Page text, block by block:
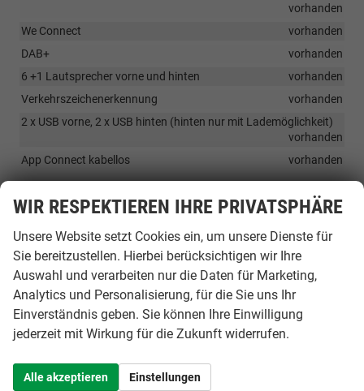
vorhanden
We Connect
vorhanden
DAB+
vorhanden
6 +1 Lautsprecher vorne und hinten
vorhanden
Verkehrszeichenerkennung
vorhanden
2 x USB vorne, 2 x USB hinten (hinten nur mit Lademöglichkeit)
vorhanden
App Connect kabellos
vorhanden
SICHERHEIT & ASSISTENZ
Front Assist
vorhanden
Spurhalteassistent
vorhanden
Müdigkeitserkennung
vorhanden
Emergency Call Notruftaste
ESC/ ESP
ABS mit EBV
WIR RESPEKTIEREN IHRE PRIVATSPHÄRE
Unsere Website setzt Cookies ein, um unsere Dienste für
Sie bereitzustellen. Hierbei berücksichtigen wir Ihre
Auswahl und verarbeiten nur die Daten für Marketing,
Analytics und Personalisierung, für die Sie uns Ihr
Einverständnis geben. Sie können Ihre Einwilligung
jederzeit mit Wirkung für die Zukunft widerrufen.
Alle akzeptieren Einstellungen